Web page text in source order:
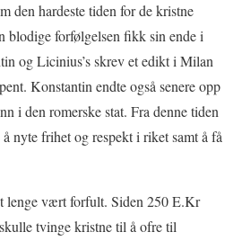
den hardeste tiden for de kristne
blodige forfølgelsen fikk sin ende i
og Licinius’s skrev et edikt i Milan
Konstantin endte også senere opp
i den romerske stat. Fra denne tiden
nyte frihet og respekt i riket samt å få
lenge vært forfult. Siden 250 E.Kr
tvinge kristne til å ofre til